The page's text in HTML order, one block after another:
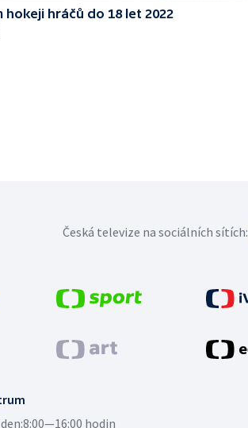
hokeji hráčů do 18 let 2022
8:00—16:00 hodin
Česká televize na sociálních sítích: